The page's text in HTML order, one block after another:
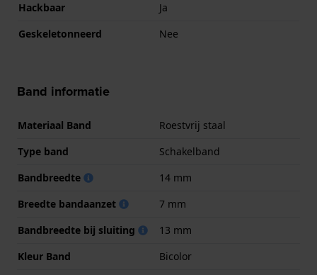
Hackbaar
Ja
Geskeletonneerd
Nee
Band informatie
Materiaal Band
Roestvrij staal
Type band
Schakelband
Bandbreedte
14 mm
Breedte bandaanzet
7 mm
Bandbreedte bij sluiting
13 mm
Kleur Band
Bicolor